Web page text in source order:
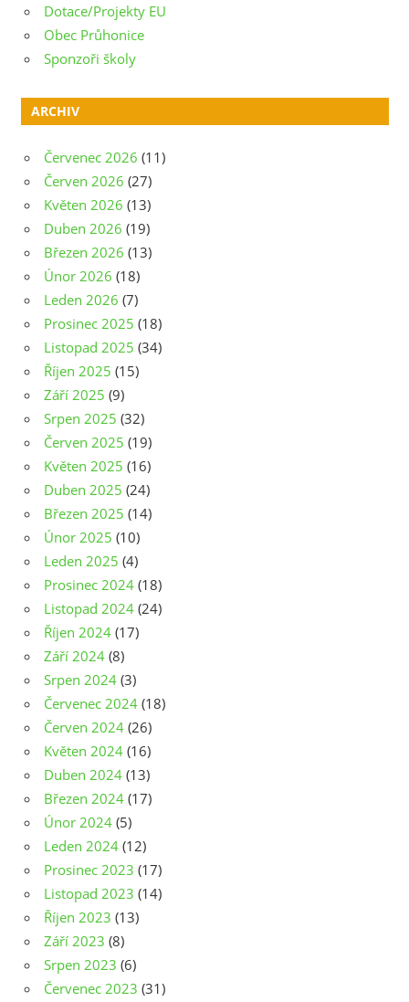
Dotace/Projekty EU
Obec Průhonice
Sponzoři školy
ARCHIV
Červenec 2026 (11)
Červen 2026 (27)
Květen 2026 (13)
Duben 2026 (19)
Březen 2026 (13)
Únor 2026 (18)
Leden 2026 (7)
Prosinec 2025 (18)
Listopad 2025 (34)
Říjen 2025 (15)
Září 2025 (9)
Srpen 2025 (32)
Červen 2025 (19)
Květen 2025 (16)
Duben 2025 (24)
Březen 2025 (14)
Únor 2025 (10)
Leden 2025 (4)
Prosinec 2024 (18)
Listopad 2024 (24)
Říjen 2024 (17)
Září 2024 (8)
Srpen 2024 (3)
Červenec 2024 (18)
Červen 2024 (26)
Květen 2024 (16)
Duben 2024 (13)
Březen 2024 (17)
Únor 2024 (5)
Leden 2024 (12)
Prosinec 2023 (17)
Listopad 2023 (14)
Říjen 2023 (13)
Září 2023 (8)
Srpen 2023 (6)
Červenec 2023 (31)